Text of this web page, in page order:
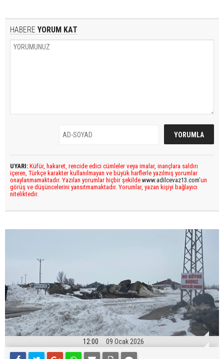
HABERE YORUM KAT
UYARI: Küfür, hakaret, rencide edici cümleler veya imalar, inançlara saldırı
içeren, Türkçe karakter kullanılmayan ve büyük harflerle yazılmış yorumlar
onaylanmamaktadır. Yazılan yorumlar hiçbir şekilde www.adilcevaz13.com’un
görüş ve düşüncelerini yansıtmamaktadır. Yorumlar, yazan kişiyi bağlayıcı
niteliktedir.
12:00 09 Ocak 2026